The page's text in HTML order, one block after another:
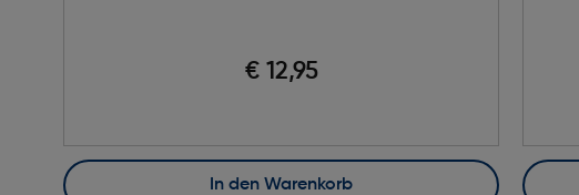
€ 12,95
In den Warenkorb